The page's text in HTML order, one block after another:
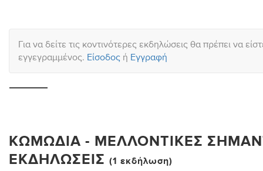
Για να δείτε τις κοντινότερες εκδηλώσεις θα πρέπει να
εγγεγραμμένος. Είσοδος ή Εγγραφή
ΚΩΜΩΔΊΑ - ΜΕΛΛΟΝΤΙΚΈΣ
ΕΚΔΗΛΏΣΕΙΣ (1 εκδήλωση)